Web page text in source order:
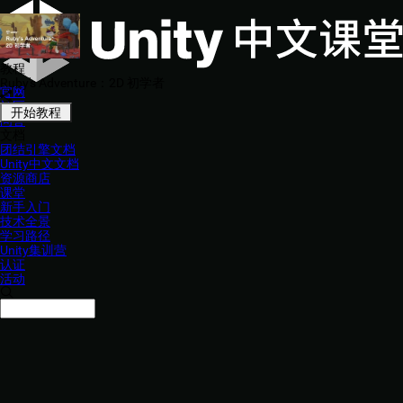
官网
社区
问答
团结引擎文档
Unity中文文档
资源商店
课堂
新手入门
技术全景
学习路径
Unity集训营
认证
活动
教程
Ruby's Adventure：2D 初学者
开始教程